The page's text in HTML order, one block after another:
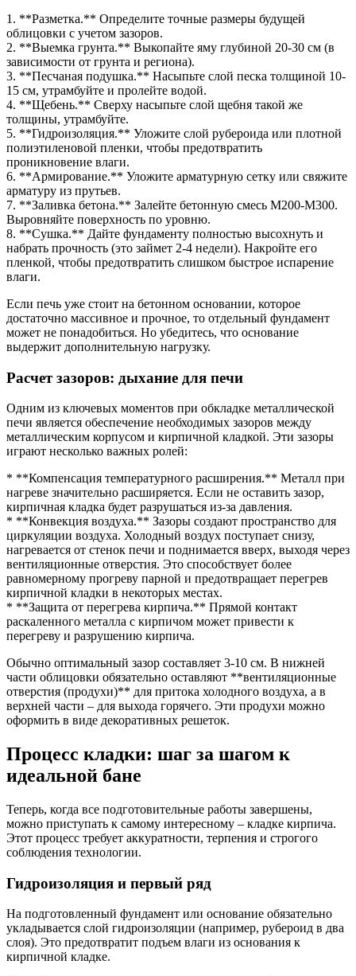
1. **Разметка.** Определите точные размеры будущей
облицовки с учетом зазоров.
2. **Выемка грунта.** Выкопайте яму глубиной 20-30 см (в
зависимости от грунта и региона).
3. **Песчаная подушка.** Насыпьте слой песка толщиной 10-
15 см, утрамбуйте и пролейте водой.
4. **Щебень.** Сверху насыпьте слой щебня такой же
толщины, утрамбуйте.
5. **Гидроизоляция.** Уложите слой рубероида или плотной
полиэтиленовой пленки, чтобы предотвратить
проникновение влаги.
6. **Армирование.** Уложите арматурную сетку или свяжите
арматуру из прутьев.
7. **Заливка бетона.** Залейте бетонную смесь М200-М300.
Выровняйте поверхность по уровню.
8. **Сушка.** Дайте фундаменту полностью высохнуть и
набрать прочность (это займет 2-4 недели). Накройте его
пленкой, чтобы предотвратить слишком быстрое испарение
влаги.
Если печь уже стоит на бетонном основании, которое
достаточно массивное и прочное, то отдельный фундамент
может не понадобиться. Но убедитесь, что основание
выдержит дополнительную нагрузку.
Расчет зазоров: дыхание для печи
Одним из ключевых моментов при обкладке металлической
печи является обеспечение необходимых зазоров между
металлическим корпусом и кирпичной кладкой. Эти зазоры
играют несколько важных ролей:
* **Компенсация температурного расширения.** Металл при
нагреве значительно расширяется. Если не оставить зазор,
кирпичная кладка будет разрушаться из-за давления.
* **Конвекция воздуха.** Зазоры создают пространство для
циркуляции воздуха. Холодный воздух поступает снизу,
нагревается от стенок печи и поднимается вверх, выходя через
вентиляционные отверстия. Это способствует более
равномерному прогреву парной и предотвращает перегрев
кирпичной кладки в некоторых местах.
* **Защита от перегрева кирпича.** Прямой контакт
раскаленного металла с кирпичом может привести к
перегреву и разрушению кирпича.
Обычно оптимальный зазор составляет 3-10 см. В нижней
части облицовки обязательно оставляют **вентиляционные
отверстия (продухи)** для притока холодного воздуха, а в
верхней части – для выхода горячего. Эти продухи можно
оформить в виде декоративных решеток.
Процесс кладки: шаг за шагом к
идеальной бане
Теперь, когда все подготовительные работы завершены,
можно приступать к самому интересному – кладке кирпича.
Этот процесс требует аккуратности, терпения и строгого
соблюдения технологии.
Гидроизоляция и первый ряд
На подготовленный фундамент или основание обязательно
укладывается слой гидроизоляции (например, рубероид в два
слоя). Это предотвратит подъем влаги из основания к
кирпичной кладке.